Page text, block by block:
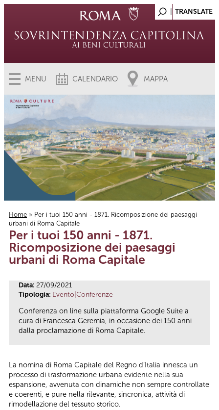
MENU CALENDARIO MAPPA
Tu sei qui
Home » Per i tuoi 150 anni - 1871. Ricomposizione dei paesaggi
urbani di Roma Capitale
Per i tuoi 150 anni - 1871.
Ricomposizione dei paesaggi
urbani di Roma Capitale
Data: 27/09/2021
Tipologia: Evento|Conferenze
Conferenza on line sulla piattaforma Google Suite a
cura di Francesca Geremia, in occasione dei 150 anni
dalla proclamazione di Roma Capitale.
La nomina di Roma Capitale del Regno d’Italia innesca un
processo di trasformazione urbana evidente nella sua
espansione, avvenuta con dinamiche non sempre controllate
e coerenti, e pure nella rilevante, sincronica, attività di
rimodellazione del tessuto storico.